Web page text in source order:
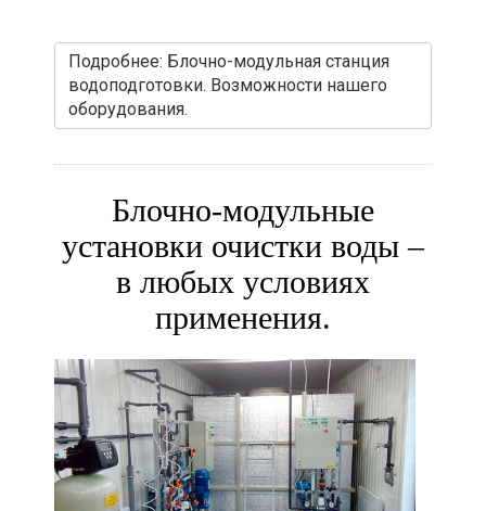
Подробнее: Блочно-модульная станция
водоподготовки. Возможности нашего
оборудования.
Блочно-модульные
установки очистки воды –
в любых условиях
применения.